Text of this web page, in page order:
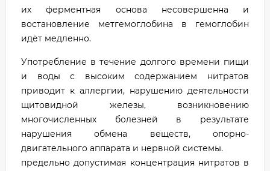
их ферментная основа несовершенна и
востановление метгемоглобина в гемоглобин
идёт медленно.
Употребление в течение долгого времени пищи
и воды с высоким содержанием нитратов
приводит к аллергии, нарушению деятельности
щитовидной железы, возникновению
многочисленных болезней в результате
нарушения обмена веществ, опорно-
двигательного аппарата и нервной системы.
предельно допустимая концентрация нитратов в